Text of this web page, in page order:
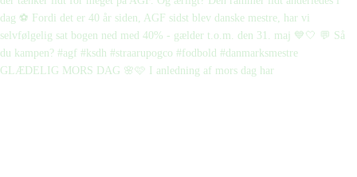
GLÆDELIG MORS DAG 🌸🩷 I anledning af mors dag har